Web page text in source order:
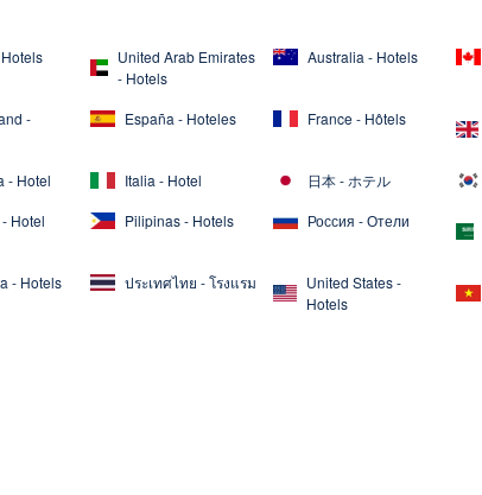
United Arab Emirates
- Hotels
Australia - Hotels
-
España - Hoteles France - Hôtels
- Hotel
Italia - Hotel 日本 - ホテル
Hotel
Pilipinas - Hotels Россия - Отели
- Hotels
ประเทศไทย - โรงแรม
United States -
Hotels